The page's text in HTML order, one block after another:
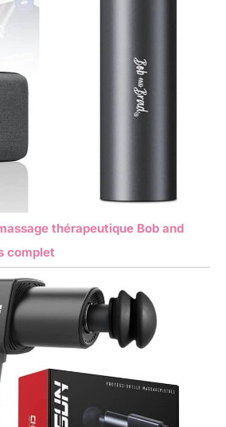
thérapeutique Bob and
complet